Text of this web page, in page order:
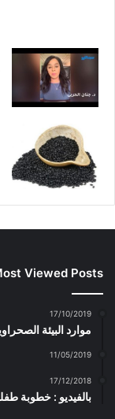
Viewed Posts
17/10/2019
موارد البيئة
11/05/2019
17/12/2018
بالفيديو : خطوبة